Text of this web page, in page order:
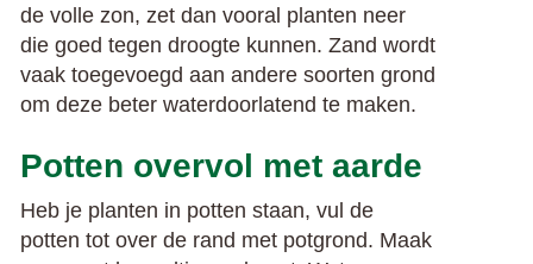
de volle zon, zet dan vooral planten neer
die goed tegen droogte kunnen. Zand wordt
vaak toegevoegd aan andere soorten grond
om deze beter waterdoorlatend te maken.
Potten overvol met aarde
Heb je planten in potten staan, vul de
potten tot over de rand met potgrond. Maak